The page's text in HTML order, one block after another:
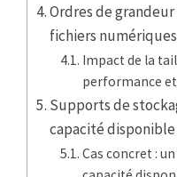
Ordres de
fichiers numériques
Impact de la
performance
Supports de
capacité disponible
Cas concret :